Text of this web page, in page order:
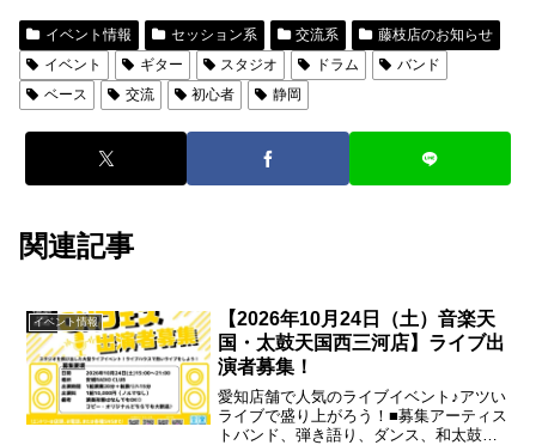
イベント情報 セッション系 交流系
藤枝店のお知らせ
イベント
ギター スタジオ ドラム
バンド
ベース
交流 初心者 静岡
関連記事
イベント情報
【2026年10月24日（土）音楽天
国・太鼓天国西三河店】ライブ出
演者募集！
愛知店舗で人気のライブイベント♪アツい
ライブで盛り上がろう！■募集アーティス
トバンド、弾き語り、ダンス、和太鼓な